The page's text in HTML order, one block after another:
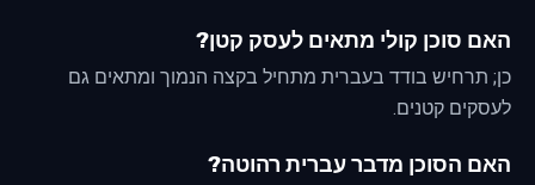
האם סוכן קולי מתאים לעסק קטן?
כן; תרחיש בודד בעברית מתחיל בקצה הנמוך ומתאים גם
לעסקים קטנים.
האם הסוכן מדבר עברית רהוטה?